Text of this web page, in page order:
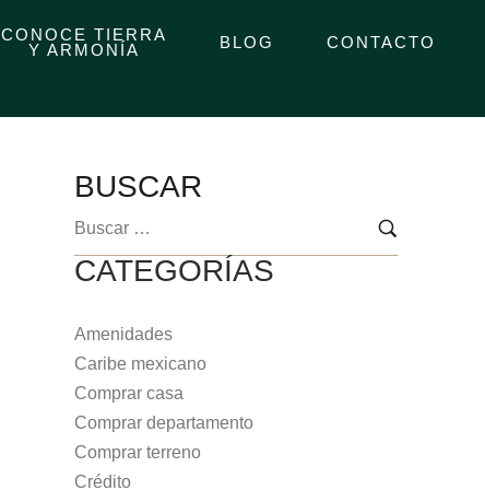
CONOCE TIERRA
Y ARMONÍA
BLOG CONTACTO
BUSCAR
CATEGORÍAS
Amenidades
Caribe mexicano
Comprar casa
Comprar departamento
Comprar terreno
Crédito